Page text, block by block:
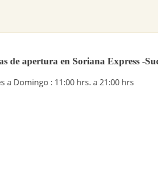
de apertura en Soriana Express -
a Domingo : 11:00 hrs. a 21:00 hrs